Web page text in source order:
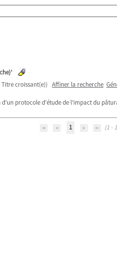
croissant(e)) Affiner la recherche
protocole d'étude de l'impact du
1 (1 -